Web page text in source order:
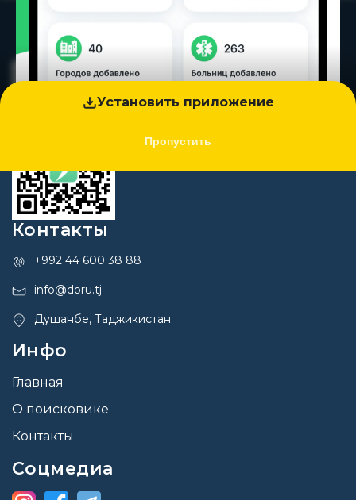
Установить приложение
Пропустить
Контакты
+992 44 600 38 88
info@doru.tj
Душанбе, Таджикистан
Инфо
Главная
О поисковике
Контакты
Соцмедиа